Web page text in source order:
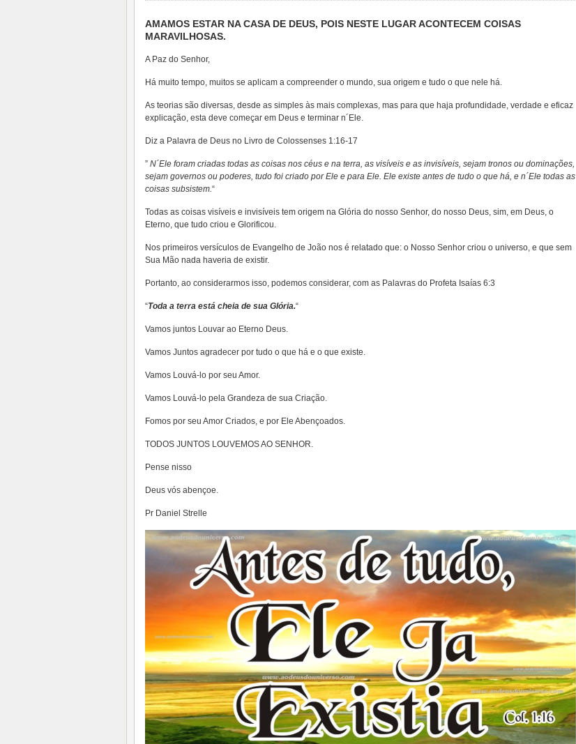
AMAMOS ESTAR NA CASA DE DEUS, POIS NESTE LUGAR ACONTECEM COISAS
MARAVILHOSAS.
A Paz do Senhor,
Há muito tempo, muitos se aplicam a compreender o mundo, sua origem e tudo o que nele há.
As teorias são diversas, desde as simples às mais complexas, mas para que haja profundidade, verdade e eficaz
explicação, esta deve começar em Deus e terminar n´Ele.
Diz a Palavra de Deus no Livro de Colossenses 1:16-17
” N´Ele foram criadas todas as coisas nos céus e na terra, as visíveis e as invisíveis, sejam tronos ou dominações,
sejam governos ou poderes, tudo foi criado por Ele e para Ele. Ele existe antes de tudo o que há, e n´Ele todas as
coisas subsistem.“
Todas as coisas visíveis e invisíveis tem origem na Glória do nosso Senhor, do nosso Deus, sim, em Deus, o
Eterno, que tudo criou e Glorificou.
Nos primeiros versículos de Evangelho de João nos é relatado que: o Nosso Senhor criou o universo, e que sem
Sua Mão nada haveria de existir.
Portanto, ao considerarmos isso, podemos considerar, com as Palavras do Profeta Isaías 6:3
“Toda a terra está cheia de sua Glória.“
Vamos juntos Louvar ao Eterno Deus.
Vamos Juntos agradecer por tudo o que há e o que existe.
Vamos Louvá-lo por seu Amor.
Vamos Louvá-lo pela Grandeza de sua Criação.
Fomos por seu Amor Criados, e por Ele Abençoados.
TODOS JUNTOS LOUVEMOS AO SENHOR.
Pense nisso
Deus vós abençoe.
Pr Daniel Strelle